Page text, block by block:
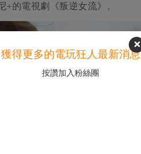
的電視劇《叛逆女流》。
獲得更多的電玩狂人最新消息
按讚加入粉絲團